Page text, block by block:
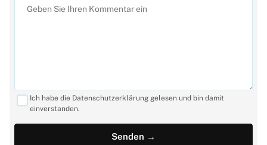
Ich habe die Datenschutzerklärung gelesen und bin damit
einverstanden.